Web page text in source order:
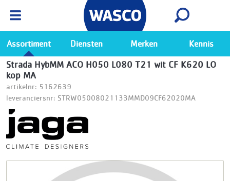
Ga naar de Wasco app
Bekijk
Assortiment Diensten Merken Kennis
Strada HybMM ACO H050 L080 T21 wit CF K620 LO
kop MA
artikelnr: 5162639
leveranciersnr: STRW05008021133MMD09CF62020MA